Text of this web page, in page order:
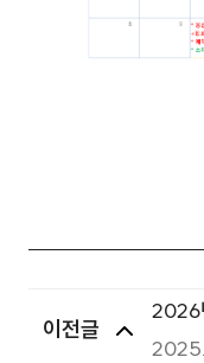
이전글
2026